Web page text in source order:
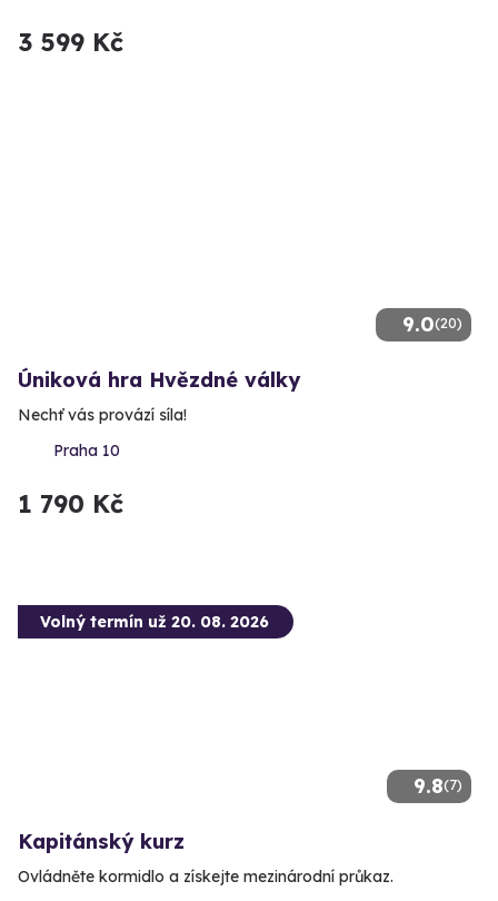
3 599 Kč
9.0(20)
Úniková hra Hvězdné války
Nechť vás provází síla!
Praha 10
1 790 Kč
9.8(7)
Volný termín už 20. 08. 2026
Kapitánský kurz
Ovládněte kormidlo a získejte mezinárodní průkaz.